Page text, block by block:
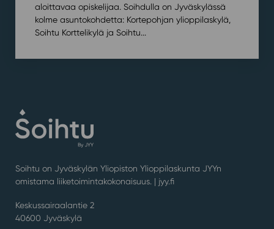
aloittavaa opiskelijaa. Soihdulla on Jyväskylässä
kolme asuntokohdetta: Kortepohjan ylioppilaskylä,
Soihtu Korttelikylä ja Soihtu...
Soihtu on Jyväskylän Yliopiston Ylioppilaskunta JYYn
omistama liiketoimintakokonaisuus. | jyy.fi
Keskussairaalantie 2
40600 Jyväskylä